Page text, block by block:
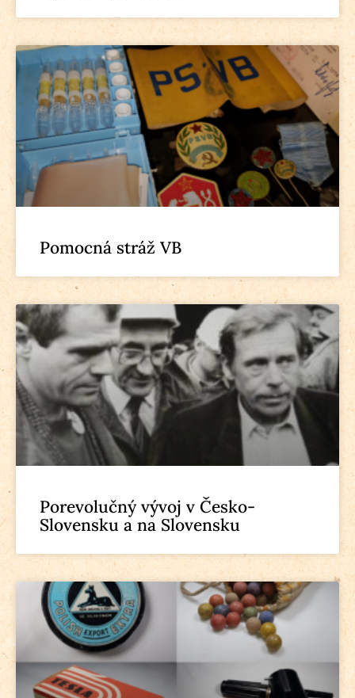
Pomocná stráž VB
Porevolučný vývoj v Česko-
Slovensku a na Slovensku